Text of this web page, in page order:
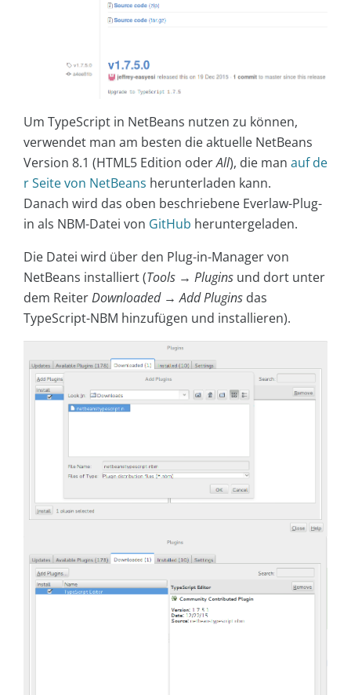
Um TypeScript in NetBeans nutzen zu können,
verwendet man am besten die aktuelle NetBeans
Version 8.1 (HTML5 Edition oderAll), die man auf de
r Seite von NetBeans herunterladen kann.
Danach wird das oben beschriebene Everlaw-Plug-
in als NBM-Datei von GitHub heruntergeladen.
Die Datei wird über den Plug-in-Manager von
NetBeans installiert (Tools → Plugins und dort unter
dem ReiterDownloaded→Add Plugins das
TypeScript-NBM hinzufügen und installieren).